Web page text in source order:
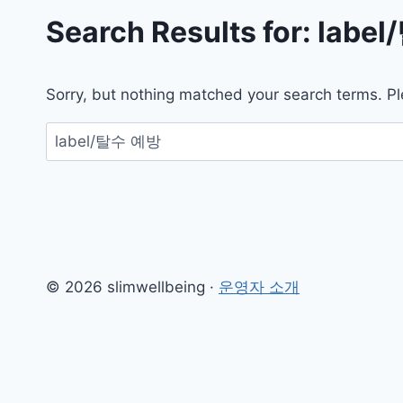
Search Results for: label/
Sorry, but nothing matched your search terms.
검
색:
© 2026 slimwellbeing · 운영자 소개